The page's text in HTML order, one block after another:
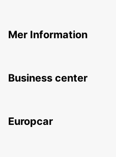
Mer Information
Business center
Europcar